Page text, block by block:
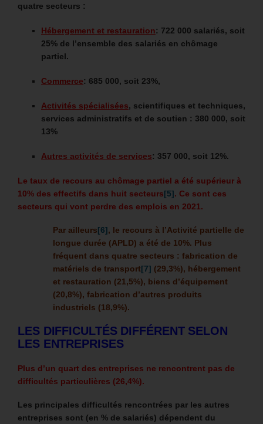
quatre secteurs :
Hébergement et restauration: 722 000 salariés, soit
25% de l’ensemble des salariés en chômage
partiel.
Commerce: 685 000, soit 23%,
Activités spécialisées, scientifiques et techniques,
services administratifs et de soutien : 380 000, soit
13%
Autres activités de services: 357 000, soit 12%.
Le taux de recours au chômage partiel a été supérieur à
10% des effectifs dans huit secteurs[5]. Ce sont ces
secteurs qui vont perdre des emplois en 2021.
Par ailleurs[6], le recours à l’Activité partielle de
longue durée (APLD) a été de 10%. Plus
fréquent dans quatre secteurs : fabrication de
matériels de transport[7] (29,3%), hébergement
et restauration (21,5%), biens d’équipement
(20,8%), fabrication d’autres produits
industriels (18,9%).
LES DIFFICULTÉS DIFFÉRENT SELON
LES ENTREPRISES
Plus d’un quart des entreprises ne rencontrent pas de
difficultés particulières (26,4%).
Les principales difficultés rencontrées par les autres
entreprises sont (en % de salariés) dépendent du